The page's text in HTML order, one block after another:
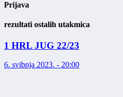
Prijava
rezultati ostalih utakmica
1 HRL JUG 22/23
6. svibnja 2023. - 20:00